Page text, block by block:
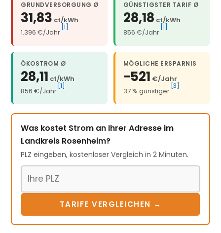
GRUNDVERSORGUNG Ø
31,83 ct/kWh
1.396 €/Jahr
[1]
GÜNSTIGSTER TARIF Ø
28,18 ct/kWh
856 €/Jahr
[1]
ÖKOSTROM Ø
28,11 ct/kWh
856 €/Jahr
[1]
MÖGLICHE ERSPARNIS
−521 €/Jahr
37 % günstiger
[3]
Was kostet Strom an Ihrer Adresse im
Landkreis Rosenheim?
PLZ eingeben, kostenloser Vergleich in 2 Minuten.
TARIFE VERGLEICHEN →